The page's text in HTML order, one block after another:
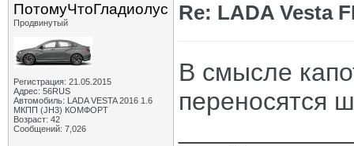
ПотомуЧтоГладиолус
Продвинутый
Регистрация: 21.05.2015
Адрес: 56RUS
Автомобиль: LADA VESTA 2016 1.6
МКПП (JH3) КОМФОРТ
Возраст: 42
Сообщений: 7,026
Re: LADA Vesta
В смысле
переносятся